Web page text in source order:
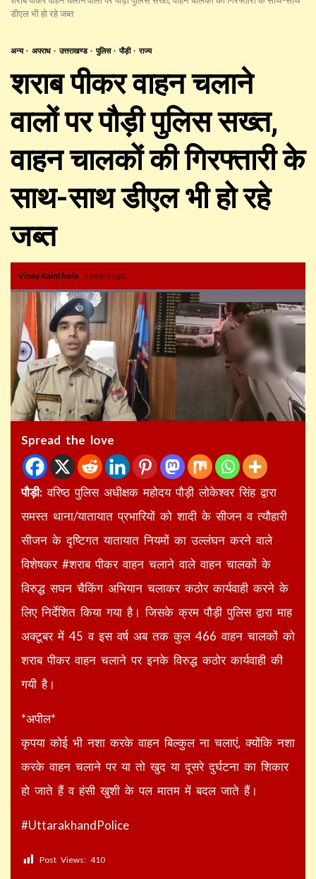
डीएल भी हो रहे जब्त
अन्य अपराध उत्तराखण्ड पुलिस पौड़ी राज्य
शराब पीकर वाहन चलाने
वालों पर पौड़ी पुलिस सख्त,
वाहन चालकों की गिरफ्तारी के
साथ-साथ डीएल भी हो रहे
जब्त
Vinay Kainthola 2 years ago
Spread the love
पौड़ी: वरिष्ठ पुलिस अधीक्षक महोदय पौड़ी लोकेश्वर सिंह द्वारा
समस्त थाना/यातायात प्रभारियों को शादी के सीजन व त्यौहारी
सीजन के दृष्टिगत यातायात नियमों का उल्लंघन करने वाले
विशेषकर #शराब पीकर वाहन चलाने वाले वाहन चालकों के
विरुद्ध सघन चैकिंग अभियान चलाकर कठोर कार्यवाही करने के
लिए निर्देशित किया गया है। जिसके क्रम पौड़ी पुलिस द्वारा माह
अक्टूबर में 45 व इस वर्ष अब तक कुल 466 वाहन चालकों को
शराब पीकर वाहन चलाने पर इनके विरुद्ध कठोर कार्यवाही की
गयी है।
*अपील*
कृपया कोई भी नशा करके वाहन बिल्कुल ना चलाएं, क्योंकि नशा
करके वाहन चलाने पर या तो खुद या दूसरे दुर्घटना का शिकार
हो जाते हैं व हंसी खुशी के पल मातम में बदल जाते हैं।
#UttarakhandPolice
Post Views: 410